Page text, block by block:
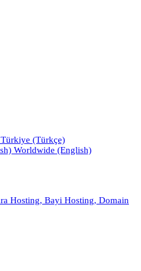
Türkiye (Türkçe)
Worldwide (English)